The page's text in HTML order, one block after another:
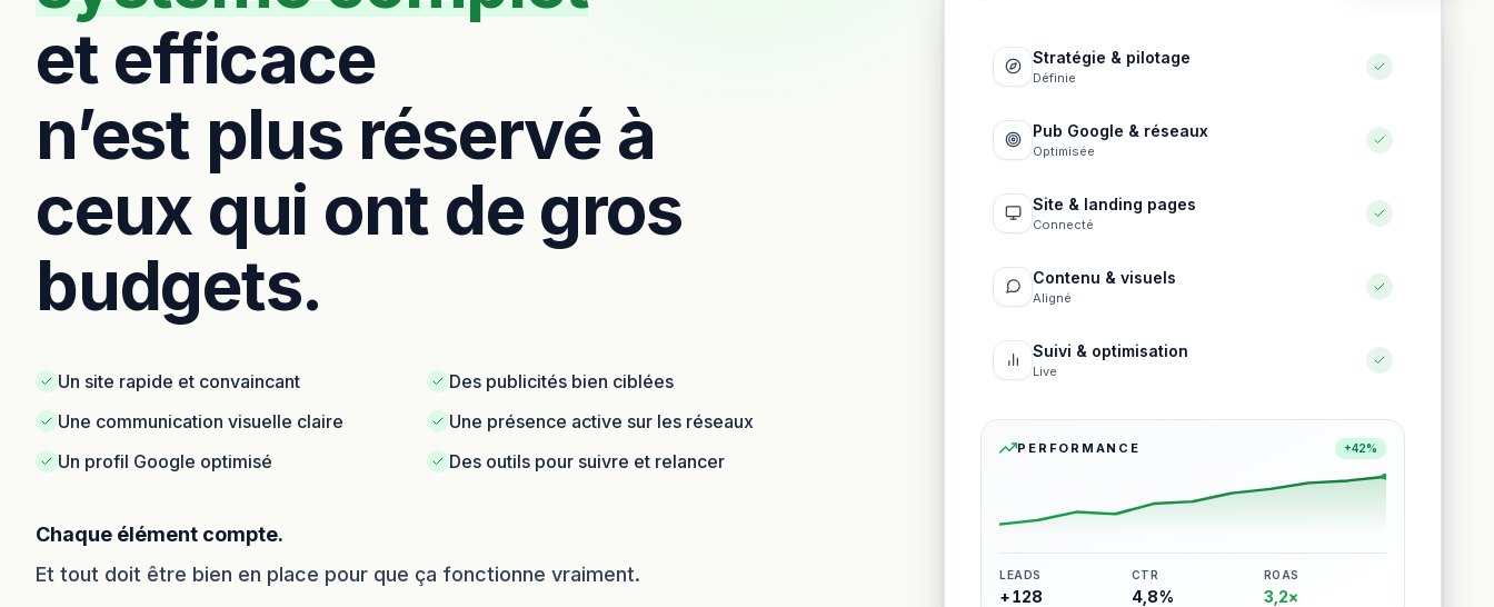
et efficace
n’est plus réservé à
ceux qui ont de gros
budgets.
Un site rapide et convaincant
Des publicités bien ciblées
Une communication visuelle claire
Une présence active sur les réseaux
Un profil Google optimisé
Des outils pour suivre et relancer
Chaque élément compte.
Et tout doit être bien en place pour que ça fonctionne vraiment.
Stratégie & pilotage
Définie
Pub Google & réseaux
Optimisée
Site & landing pages
Connecté
Contenu & visuels
Aligné
Suivi & optimisation
Live
PERFORMANCE +42%
LEADS
+128
CTR
4,8%
ROAS
3,2×